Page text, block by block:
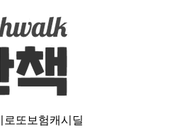
로또보험캐시딜